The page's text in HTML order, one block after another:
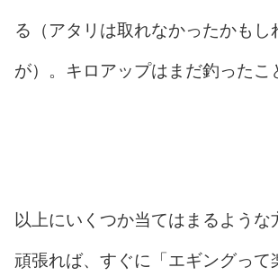
る（アタリは取れなかったかもし
が）。キロアップはまだ釣ったこ
以上にいくつか当てはまるような
頑張れば、すぐに「エギングって